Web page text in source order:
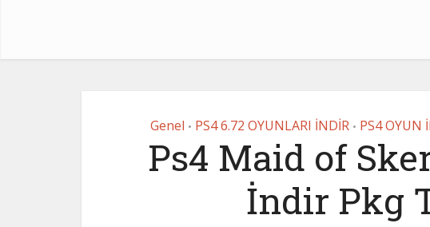
Genel • PS4 6.72 OYUNLARI İNDİR • PS4 OYUN
Ps4 Maid of
İndir Pkg